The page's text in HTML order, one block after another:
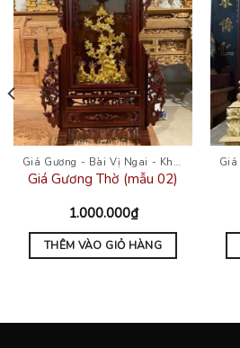
Giá Gương - Bài Vị Ngai - Khám
Giá Gương Thờ (mẫu 02)
1.000.000₫
THÊM VÀO GIỎ HÀNG